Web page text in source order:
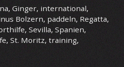
,Ginger, international,
Bolzern, paddeln, Regatta,
, Sevilla, Spanien,
, St. Moritz, training,